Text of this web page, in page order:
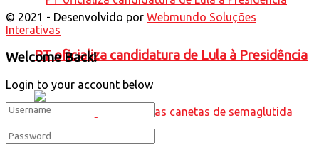
PT oficializa candidatura de Lula à Presidência
© 2021 - Desenvolvido por Webmundo Soluções
Interativas
Welcome Back!
Login to your account below